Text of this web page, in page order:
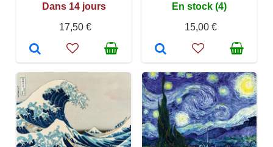
Dans 14 jours
17,50 €
En stock (4)
15,00 €